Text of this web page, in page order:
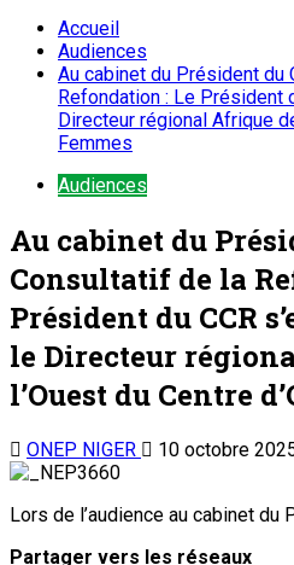
Accueil
Audiences
Au cabinet du Président
Refondation : Le Président
Directeur régional Afrique
Femmes
Audiences
Au cabinet du
Consultatif de la
Président du CCR
le Directeur
l’Ouest du Centre
ONEP NIGER 10 octobre
Lors de l’audience au cabinet du
Partager vers les réseaux